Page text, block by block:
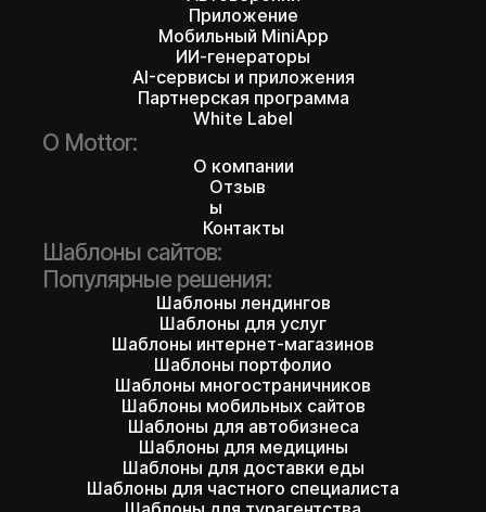
Приложение
Мобильный MiniApp
ИИ-генераторы
AI-сервисы и приложения
Партнерская программа
White Label
О Mottor:
О компании
Отзыв
ы
Контакты
Шаблоны сайтов:
Популярные решения:
Шаблоны лендингов
Шаблоны для услуг
Шаблоны интернет-магазинов
Шаблоны портфолио
Шаблоны многостраничников
Шаблоны мобильных сайтов
Шаблоны для автобизнеса
Шаблоны для медицины
Шаблоны для доставки еды
Шаблоны для частного специалиста